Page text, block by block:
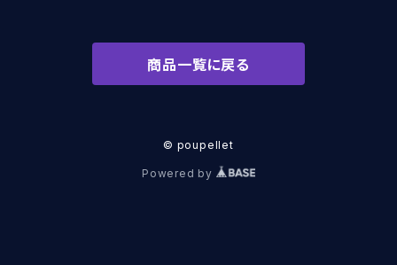
商品一覧に戻る
© poupellet
Powered by